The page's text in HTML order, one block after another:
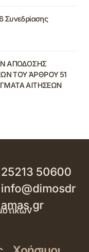
Συνεδρίασης
ΑΠΟΔΟΣΗΣ
ΤΟΥ ΆΡΘΡΟΥ 51
ΑΙΤΗΣΕΩΝ
25213 50600
info@dimosdr
amas.gr